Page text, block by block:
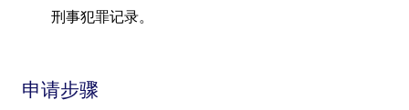
刑事犯罪记录。
申请步骤